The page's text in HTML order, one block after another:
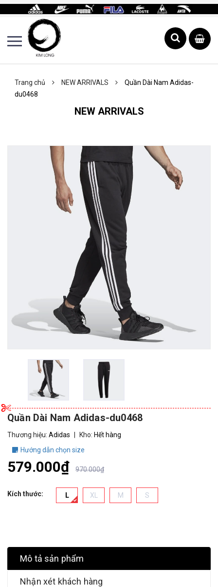
Trang chủ NEW ARRIVALS
Quần Dài Nam Adidas-
du0468
NEW ARRIVALS
Quần Dài Nam Adidas-du0468
Thương hiệu: Adidas Kho: Hết hàng
Hướng dẫn chọn size
579.000₫ 970.000₫
Kích thước: L XL M S
Mô tả sản phẩm
Nhận xét khách hàng